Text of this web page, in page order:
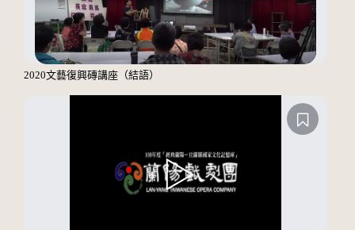
2020文藝復興磚講座（結語）